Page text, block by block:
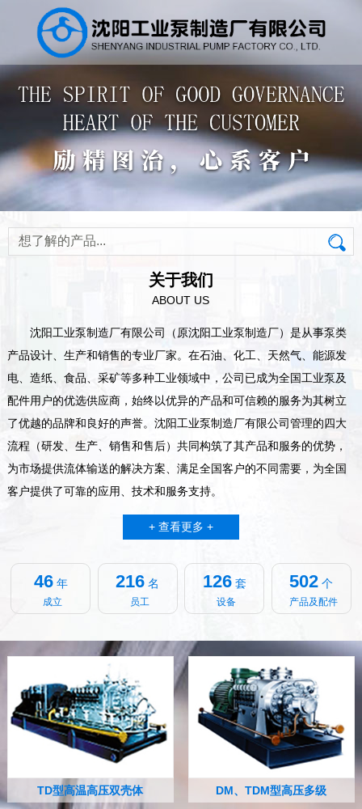
关于我们
ABOUT US
沈阳工业泵制造厂有限公司（原沈阳工业泵制造厂）是从事泵类
产品设计、生产和销售的专业厂家。在石油、化工、天然气、能源发
电、造纸、食品、采矿等多种工业领域中，公司已成为全国工业泵及
配件用户的优选供应商，始终以优异的产品和可信赖的服务为其树立
了优越的品牌和良好的声誉。沈阳工业泵制造厂有限公司管理的四大
流程（研发、生产、销售和售后）共同构筑了其产品和服务的优势，
为市场提供流体输送的解决方案、满足全国客户的不同需要，为全国
客户提供了可靠的应用、技术和服务支持。
+ 查看更多 +
46年
成立
216 名
员工
126套
设备
502 个
产品及配件
TD型高温高压双壳体 DM、TDM型高压多级